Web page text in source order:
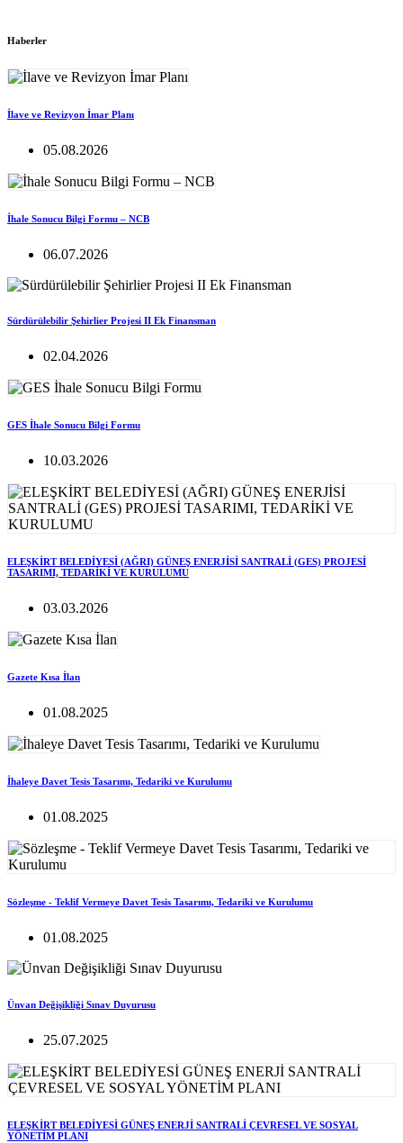
Haberler
İlave ve Revizyon İmar Planı
05.08.2026
İhale Sonucu Bilgi Formu – NCB
06.07.2026
Sürdürülebilir Şehirlier Projesi II Ek Finansman
02.04.2026
GES İhale Sonucu Bilgi Formu
10.03.2026
ELEŞKİRT BELEDİYESİ (AĞRI) GÜNEŞ ENERJİSİ SANTRALİ (GES) PROJESİ
TASARIMI, TEDARİKİ VE KURULUMU
03.03.2026
Gazete Kısa İlan
01.08.2025
İhaleye Davet Tesis Tasarımı, Tedariki ve Kurulumu
01.08.2025
Sözleşme - Teklif Vermeye Davet Tesis Tasarımı, Tedariki ve Kurulumu
01.08.2025
Ünvan Değişikliği Sınav Duyurusu
25.07.2025
ELEŞKİRT BELEDİYESİ GÜNEŞ ENERJİ SANTRALİ ÇEVRESEL VE SOSYAL
YÖNETİM PLANI